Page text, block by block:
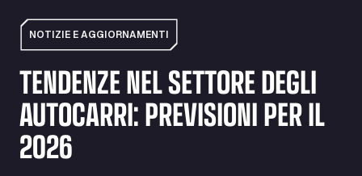
NOTIZIE E AGGIORNAMENTI
TENDENZE NEL SETTORE DEGLI
AUTOCARRI: PREVISIONI PER IL
2026